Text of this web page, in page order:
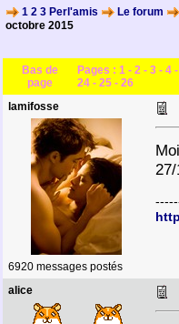
1 2 3 Perl'amis Le forum
octobre 2015
Bas de
page
Pages : 1 - 2 - 3 - 4 -
24 - 25 - 26
lamifosse
6920 messages postés
alice